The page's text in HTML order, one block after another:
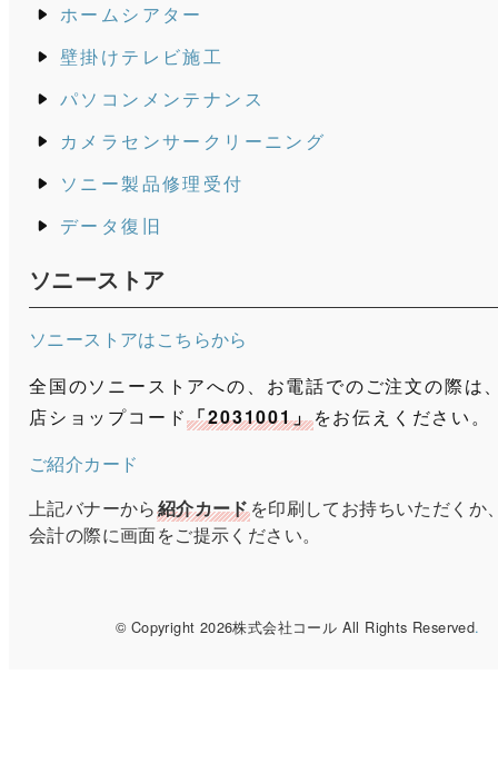
ホームシアター
壁掛けテレビ施工
パソコンメンテナンス
カメラセンサークリーニング
ソニー製品修理受付
データ復旧
ソニーストア
ソニーストアはこちらから
全国のソニーストアへの、お電話でのご注文の際は
店ショップコード「2031001」をお伝えください。
ご紹介カード
上記バナーから紹介カードを印刷してお持ちいただくか
会計の際に画面をご提示ください。
© Copyright 2026株式会社コール All Rights Reserved.